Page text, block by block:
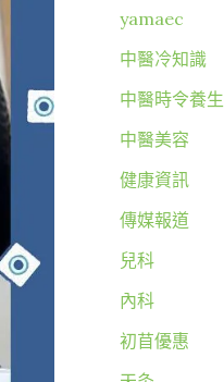
yamaec
中醫冷知識
中醫時令養生
中醫美容
健康資訊
傳媒報道
兒科
內科
初苜優惠